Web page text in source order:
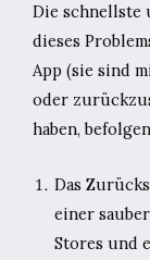
Die schnellste
dieses
App (sie sind
oder
haben,
Das
einer
Stores und